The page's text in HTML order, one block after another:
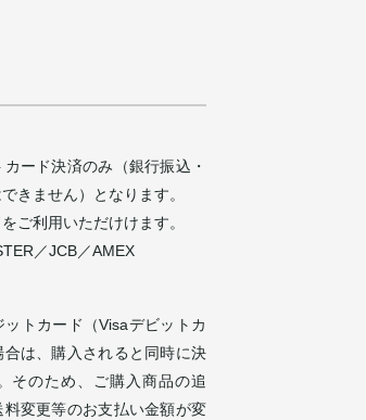
ード決済のみ（銀行振込・
きません）となります。
ご利用いただけけます。
／JCB／AMEX
トカード（Visaデビットカ
は、購入されると同時に決
そのため、ご購入商品の追
変更等のお支払い金額が変